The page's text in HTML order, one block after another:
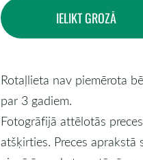
IELIKT GROZĀ
Rotaļlieta nav piemērota
par 3 gadiem.
Fotogrāfijā attēlotās
atšķirties. Preces